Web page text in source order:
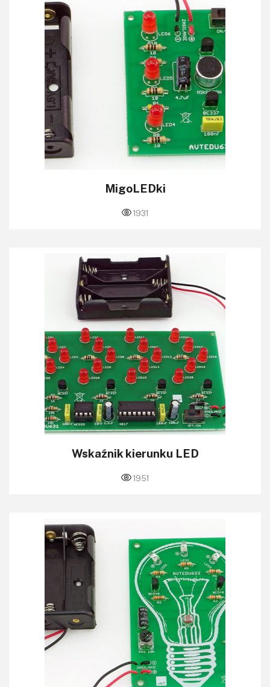
MigoLEDki
1931
Wskaźnik kierunku LED
1951